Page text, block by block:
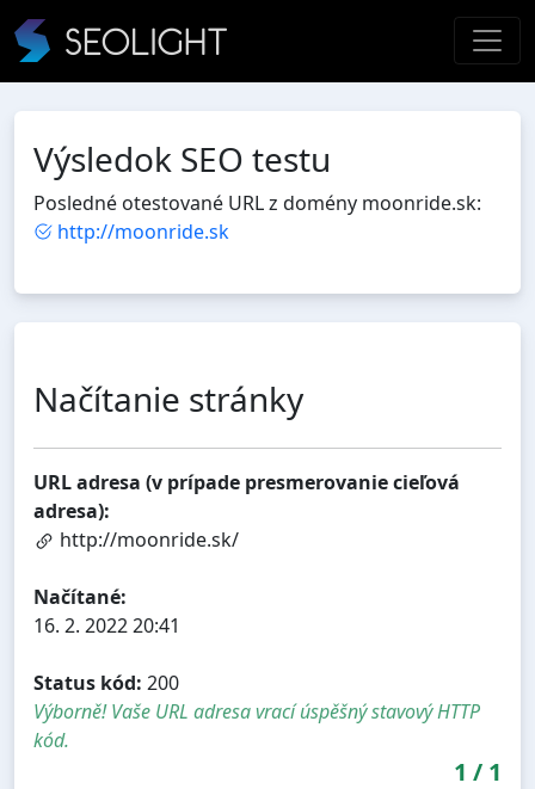
Výsledok SEO testu
Posledné otestované URL z domény moonride.sk:
http://moonride.sk
Načítanie stránky
URL adresa (v prípade presmerovanie cieľová
adresa):
http://moonride.sk/
Načítané:
16. 2. 2022 20:41
Status kód: 200
Výborně! Vaše URL adresa vrací úspěšný stavový HTTP
kód.
1 / 1